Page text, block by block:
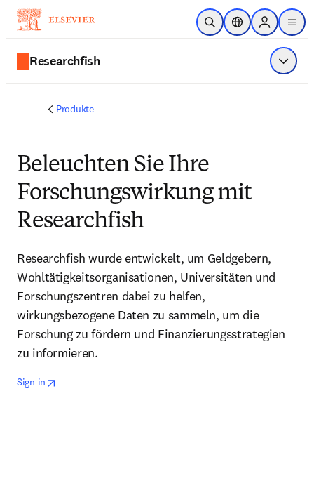
Zum Hauptinhalt wechseln
Suche öffnenStandortauswahl
Sign in to
menu
Researchfish Menü
Produkte
Beleuchten Sie Ihre
Forschungswirkung mit
Researchfish
Researchfish wurde entwickelt, um Geldgebern,
Wohltätigkeitsorganisationen, Universitäten und
Forschungszentren dabei zu helfen,
wirkungsbezogene Daten zu sammeln, um die
Forschung zu fördern und Finanzierungsstrategien
zu informieren.
Sign in Wird in neuem Tab/Fenster geöffnet
opens in new tab/window